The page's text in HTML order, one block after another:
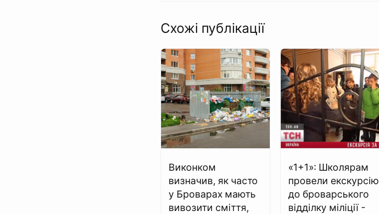
Схожі публікації
Виконком
визначив, як часто
у Броварах мають
вивозити сміття,
«1+1»: Школярам
провели екскурсію
до броварського
відділку міліції -